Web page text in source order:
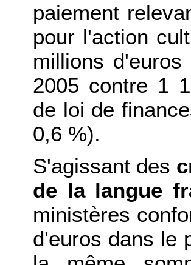
paiement
pour l'action
millions
2005 contre 1
de loi de
0,6 %).
S'agissant des
de la langue
ministères
d'euros dans le